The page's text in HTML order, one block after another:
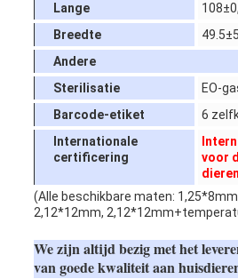
Lange
Breedte
Andere
Sterilisatie
EO-
Barcode-etiket
6
Internationale
certificering
voor
(Alle beschikbare maten:
2,12*12mm,
We zijn altijd bezig met het
van goede kwaliteit aan